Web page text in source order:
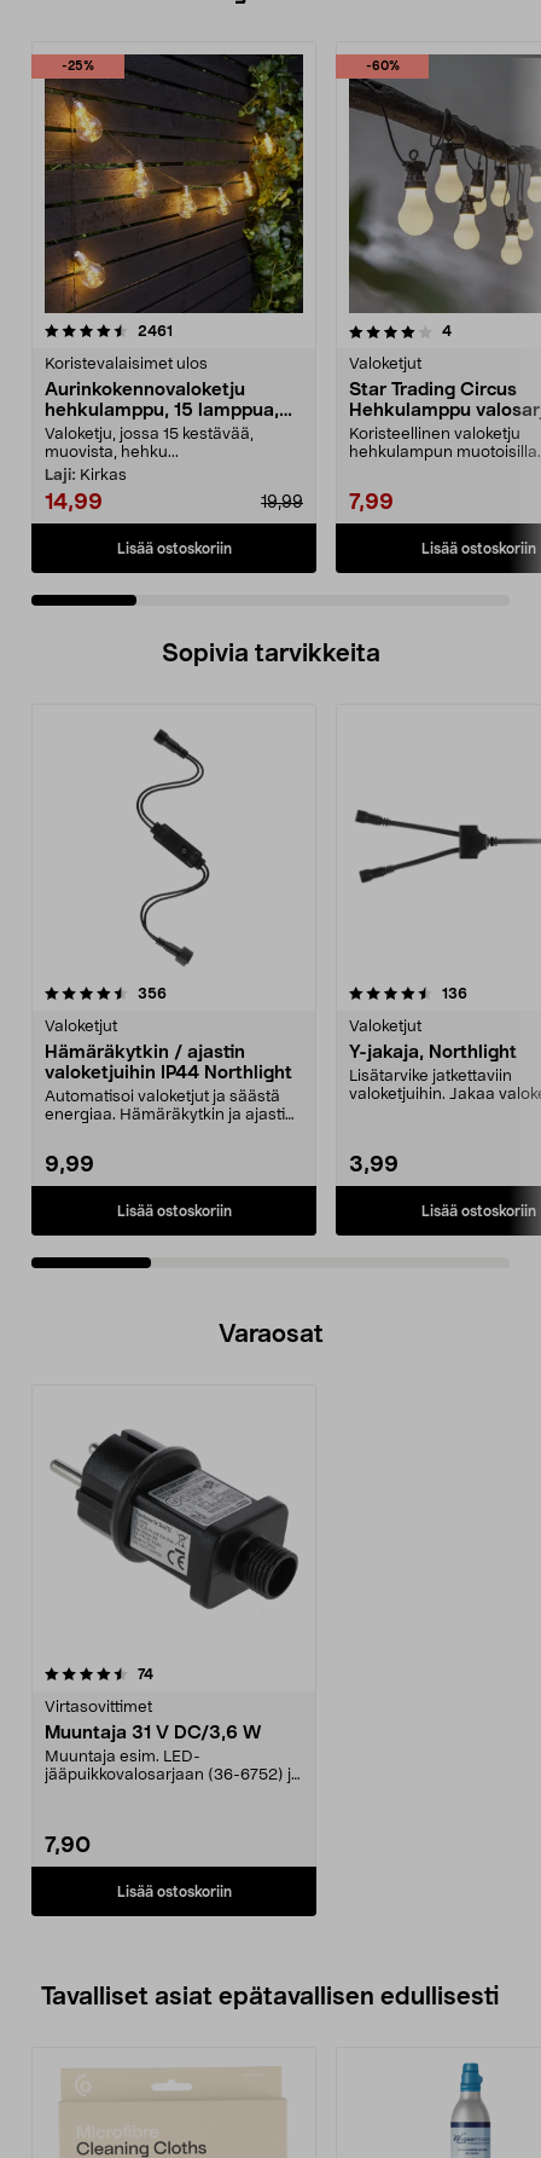
-25%
2461
Koristevalaisimet ulos
Aurinkokennovaloketju
hehkulamppu, 15 lamppua,
7,2 m
Valoketju, jossa 15 kestävää,
muovista, hehku...
Laji: Kirkas
14,99 19,99
Lisää ostoskoriin
-60%
4.0 viidestä
4arvostelut
Valoketjut
Star Trading Circus
Hehkulamppu
10 LED
Koristeellinen valoketju
hehkulampun muotoisilla
7,99
Lisää ostoskoriin
5.0 viidestä
Sopivia tarvikkeita
356arvostelut
Valoketjut
Hämäräkytkin / ajastin
valoketjuihin IP44 Northlight
Automatisoi valoketjut ja säästä
energiaa. Hämäräkytkin ja ajastin,
9,99
Lisää ostoskoriin
4.5viidestä
136arvostelut
Valoketjut
Y-jakaja, Northlight
Lisätarvike jatkettaviin
valoketjuihin. Jakaa
3,99
Lisää ostoskoriin
4.5viidestä
Varaosat
74arvostelut
Virtasovittimet
Muuntaja 31 V DC/3,6 W
Muuntaja esim. LED-
jääpuikkovalosarjaan (36-6752) ja
7,90
Lisää ostoskoriin
Tavalliset asiat epätavallisen edullisesti